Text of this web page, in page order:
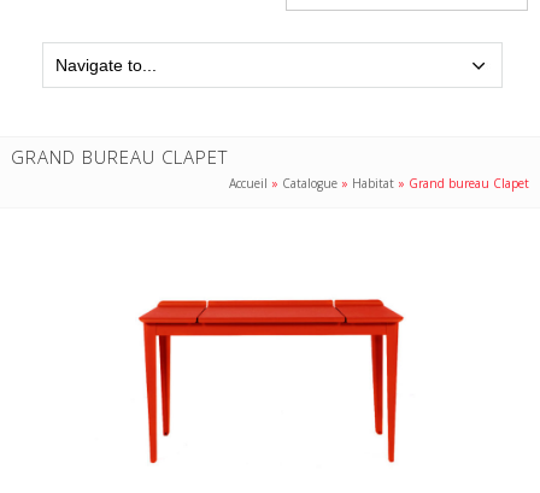
GRAND BUREAU CLAPET
Accueil » Catalogue » Habitat » Grand bureau Clapet